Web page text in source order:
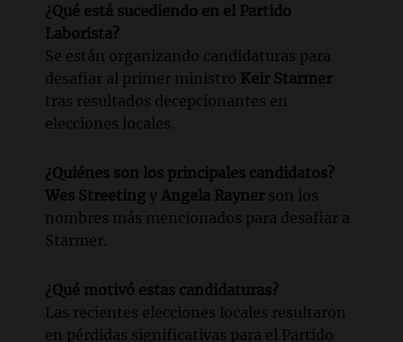
¿Qué está sucediendo en el Partido
Laborista?
Se están organizando candidaturas para
desafiar al primer ministro Keir Starmer
tras resultados decepcionantes en
elecciones locales.
¿Quiénes son los principales candidatos?
Wes Streeting y Angela Rayner son los
nombres más mencionados para desafiar a
Starmer.
¿Qué motivó estas candidaturas?
Las recientes elecciones locales resultaron
en pérdidas significativas para el Partido